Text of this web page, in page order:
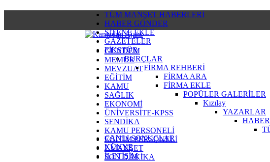
TÜM MANŞET HABERLERİ
HABER GÖNDER
SİTENE EKLE
GAZETELER
FİKSTÜR
BURÇLAR
FİRMA REHBERİ
FİRMA ARA
FİRMA EKLE
POPÜLER GALERİLER
Kızılay
YAZARLAR
CANLI SONUÇLAR
KÜNYE
İLETİŞİM
GÜNDEM
MEMUR
MEVZUAT
EĞİTİM
KAMU
SAĞLIK
EKONOMİ
ÜNİVERSİTE-KPSS
SENDİKA
KAMU PERSONELİ
EĞİTİM PERSONELİ
2.MANŞET
SON DAKİKA